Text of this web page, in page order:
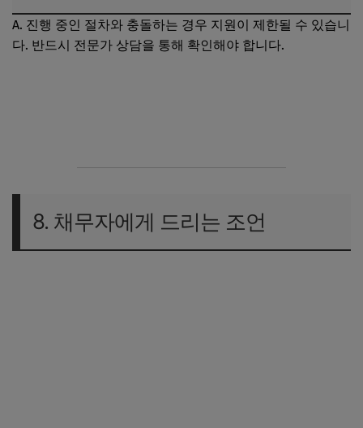
A. 진행 중인 절차와 충돌하는 경우 지원이 제한될 수 있습니
다. 반드시 전문가 상담을 통해 확인해야 합니다.
8. 채무자에게 드리는 조언